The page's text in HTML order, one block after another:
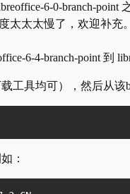
6-0-branch-
太太太慢了，欢迎补充。
6-4-branch-point 到
工具均可），然后从
：